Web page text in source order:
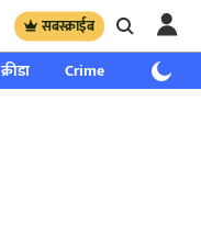
सबस्क्राईब
क्रीडा Crime साप्ताहिक